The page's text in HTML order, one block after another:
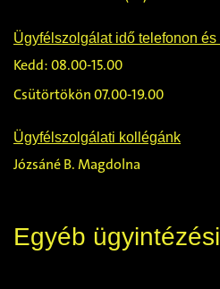
Ügyfélszolgálat idő telefonon
Kedd: 08.00-15.00
Csütörtökön 07.00-19.00
Ügyfélszolgálati kollégánk
Józsáné B. Magdolna
Egyéb